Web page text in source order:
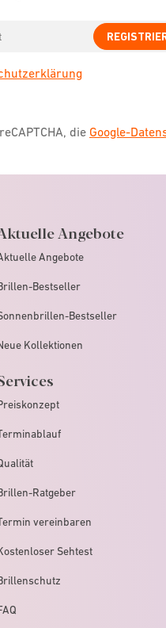
die Google-
Angebote
Angebote
Bestseller
Bestseller
Kollektionen
Ratgeber
vereinbaren
Sehtest